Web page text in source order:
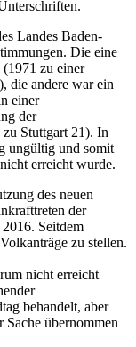
Unterschriften.
Landes Baden-
Die eine
(1971 zu einer
die andere war ein
einer
der
Stuttgart 21). In
ungültig und somit
erreicht wurde.
des neuen
der
Seitdem
zu stellen.
nicht erreicht
behandelt, aber
übernommen